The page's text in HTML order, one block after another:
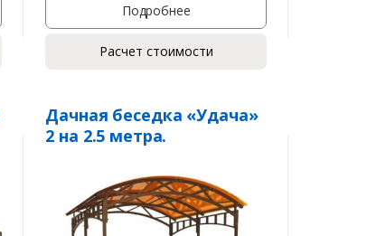
Подробнее
Расчет стоимости
Дачная беседка «Удача»
2 на 2.5 метра.